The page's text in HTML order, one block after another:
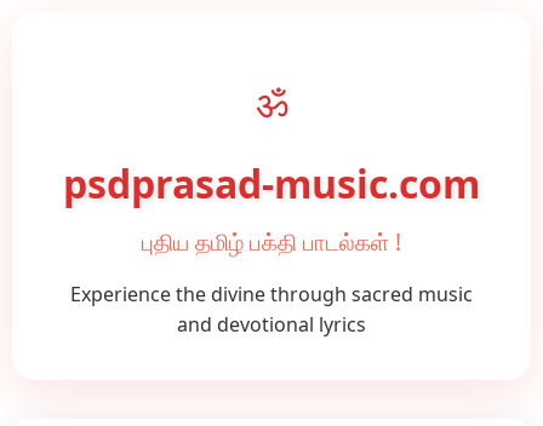
ॐ
psdprasad-music.com
புதிய தமிழ் பக்தி பாடல்கள் !
Experience the divine through sacred music
and devotional lyrics